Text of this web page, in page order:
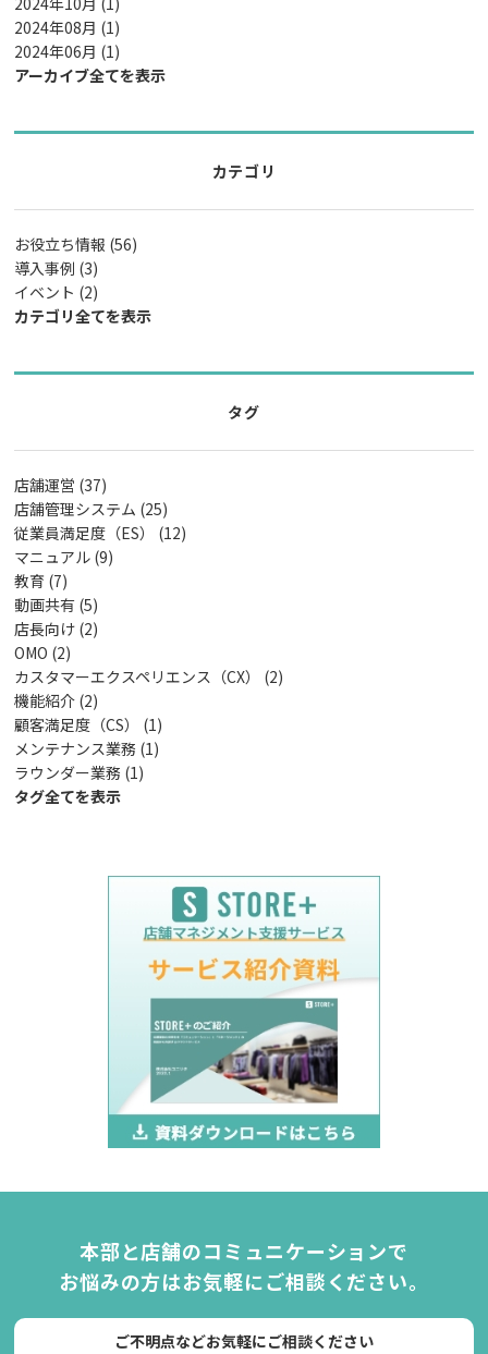
2024年08月 (1)
2024年06月 (1)
アーカイブ全てを表示
カテゴリ
お役立ち情報 (56)
導入事例 (3)
イベント (2)
カテゴリ全てを表示
タグ
店舗運営 (37)
店舗管理システム (25)
従業員満足度（ES） (12)
マニュアル (9)
教育 (7)
動画共有 (5)
店長向け (2)
OMO (2)
カスタマーエクスペリエンス（CX） (2)
機能紹介 (2)
顧客満足度（CS） (1)
メンテナンス業務 (1)
ラウンダー業務 (1)
タグ全てを表示
本部と店舗のコミュニケーションで
お悩みの方はお気軽にご相談ください。
ご不明点などお気軽にご相談ください